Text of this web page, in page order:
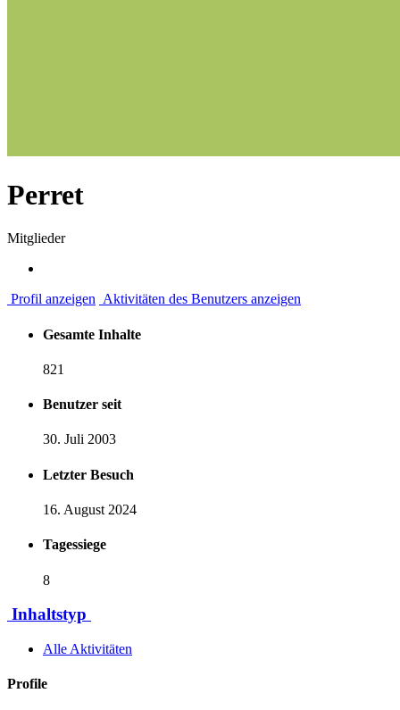
Perret
Mitglieder
Profil anzeigen Aktivitäten des Benutzers anzeigen
Gesamte Inhalte
821
Benutzer seit
30. Juli 2003
Letzter Besuch
16. August 2024
Tagessiege
8
Inhaltstyp
Alle Aktivitäten
Profile